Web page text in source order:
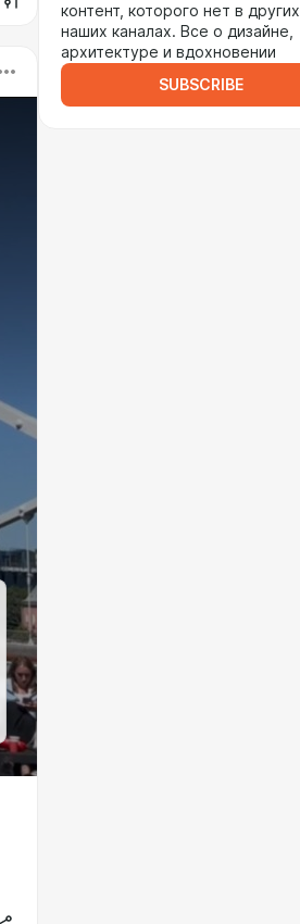
контент, которого нет в других
наших каналах. Все о дизайне,
архитектуре и вдохновении
SUBSCRIBE